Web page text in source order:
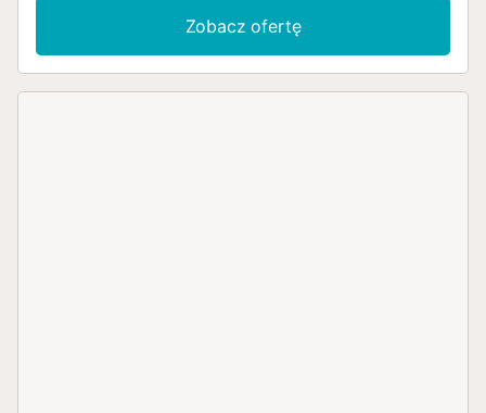
Zobacz ofertę